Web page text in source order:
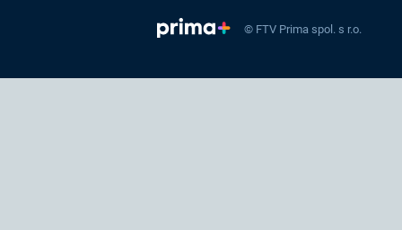
© FTV Prima spol. s r.o.